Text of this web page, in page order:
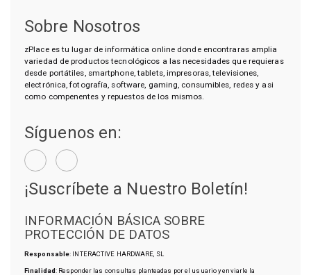
Sobre Nosotros
zPlace es tu lugar de informática online donde encontraras amplia
variedad de productos tecnológicos a las necesidades que requieras
desde portátiles, smartphone, tablets, impresoras, televisiones,
electrónica, fotografía, software, gaming, consumibles, redes y asi
como compenentes y repuestos de los mismos.
Síguenos en:
¡Suscríbete a Nuestro Boletín!
INFORMACIÓN BÁSICA SOBRE
PROTECCIÓN DE DATOS
Responsable: INTERACTIVE HARDWARE, SL
Finalidad: Responder las consultas planteadas por el usuario y enviarle la